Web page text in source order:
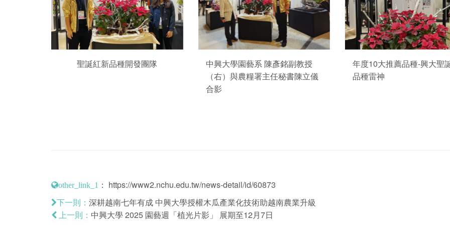
聖誕紅新品種開發團隊
中興大學園藝系 陳彥銘副教授
（右）與農糧署主任秘書陳立儀
合影
年度10大推薦品種-興大聖
品種雷神
other_link_1 ： https://www2.nchu.edu.tw/news-detail/id/60873
下一則： 深耕越南七年有成 中興大學授權木瓜產業化技術助越南農業升級
上一則： 中興大學 2025 園藝週「植光片影」 展期至12月7日